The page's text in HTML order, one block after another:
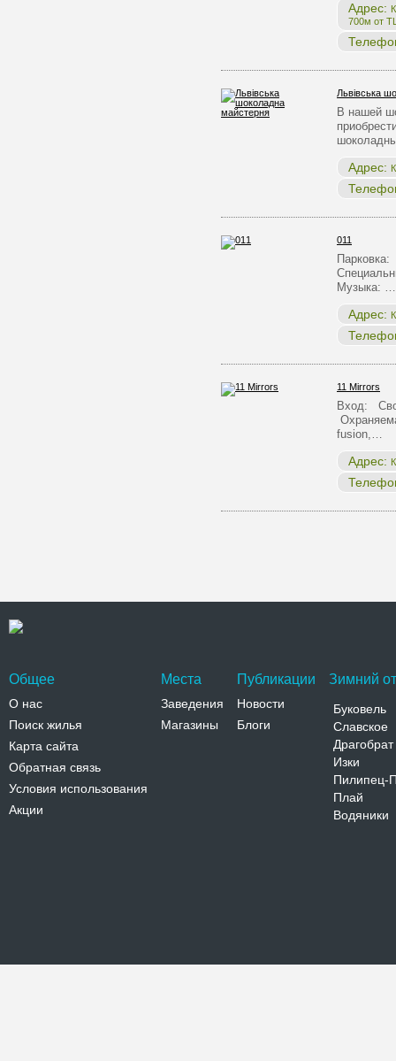
Адрес:
700м от
Львівська
В нашей
Адрес:
011
Музыка: …
Адрес:
11 Mirrors
Вход:
fusion,…
Адрес:
Общее
О нас
Поиск жилья
Карта сайта
Обратная связь
Условия использования
Акции
Места
Заведения
Магазины
Публикации
Новости
Блоги
Зимний
Буковель
Славское
Драгобрат
Изки
Пилипец-
Плай
Водяники